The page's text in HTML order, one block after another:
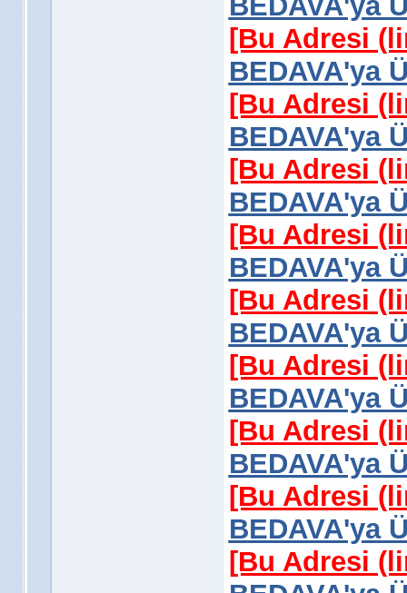
[Bu Adresi
BEDAVA'ya
[Bu Adresi
BEDAVA'ya
[Bu Adresi
BEDAVA'ya
[Bu Adresi
BEDAVA'ya
[Bu Adresi
BEDAVA'ya
[Bu Adresi
BEDAVA'ya
[Bu Adresi
BEDAVA'ya
[Bu Adresi
BEDAVA'ya
[Bu Adresi